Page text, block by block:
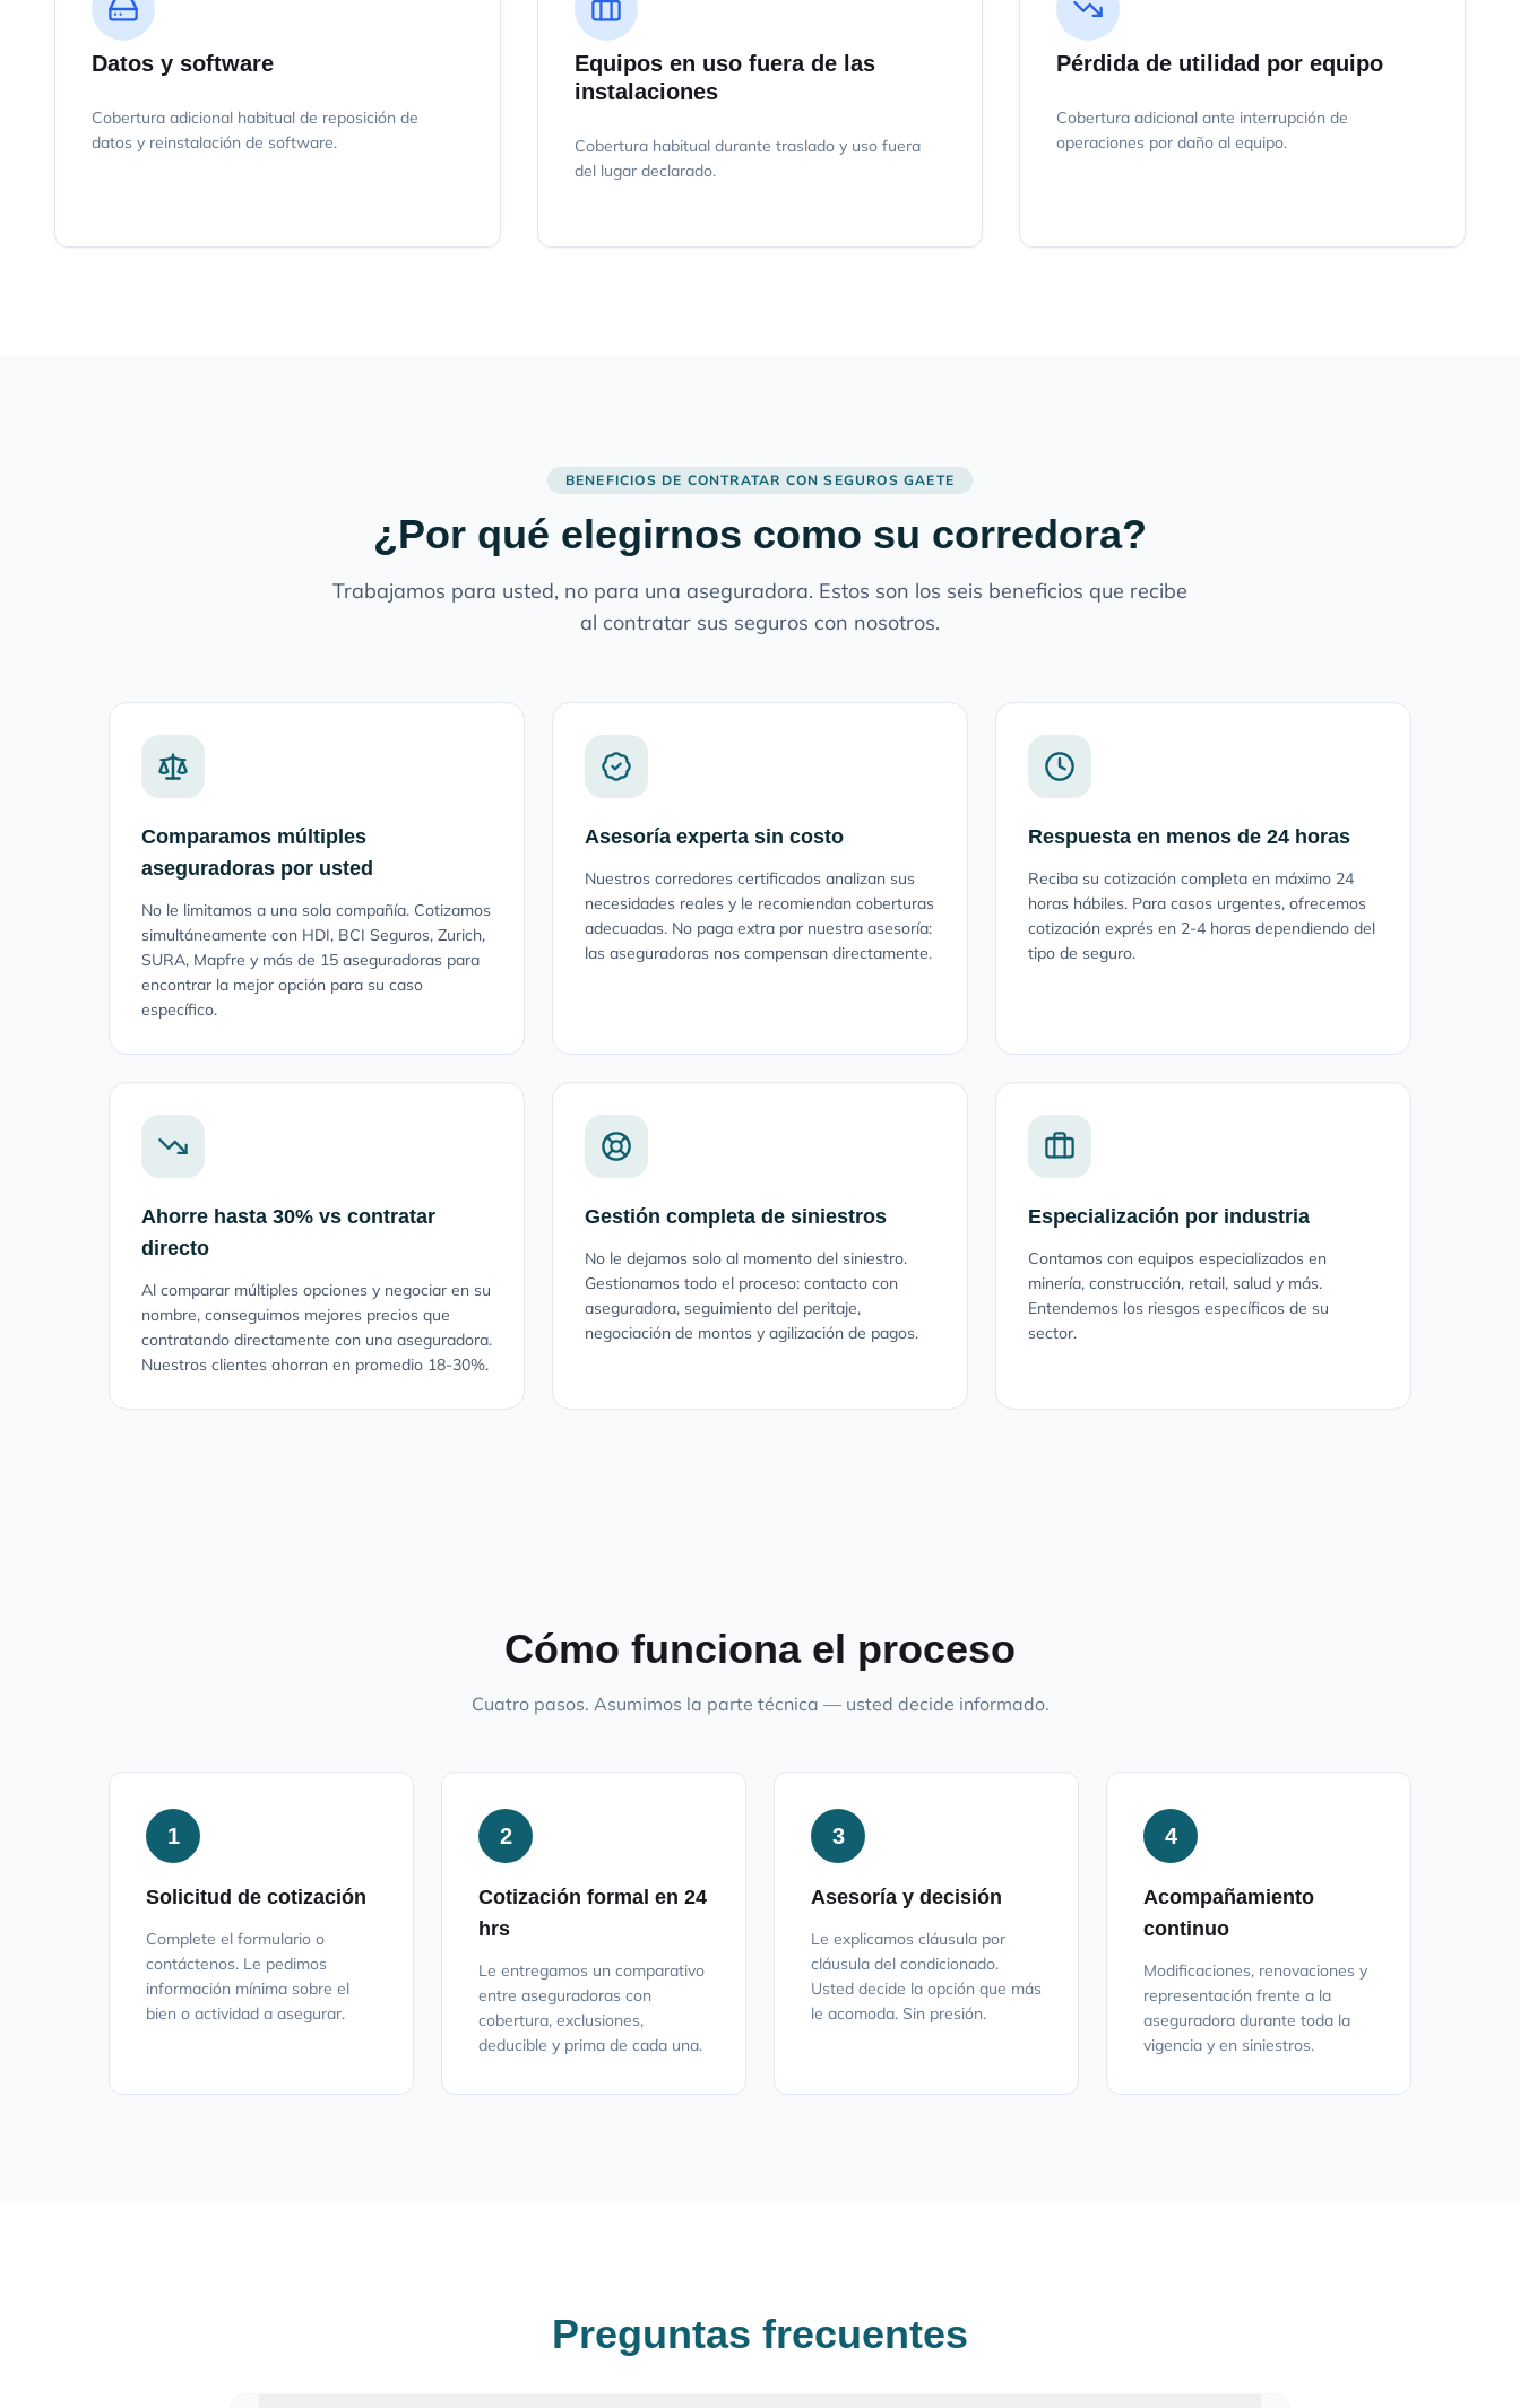
Datos y software
Cobertura adicional habitual de reposición de
datos y reinstalación de software.
Equipos en uso fuera de las
instalaciones
Cobertura habitual durante traslado y uso fuera
del lugar declarado.
Pérdida de utilidad por equipo
Cobertura adicional ante interrupción de
operaciones por daño al equipo.
BENEFICIOS DE CONTRATAR CON SEGUROS GAETE
¿Por qué elegirnos como su corredora?
Trabajamos para usted, no para una aseguradora. Estos son los seis beneficios que recibe
al contratar sus seguros con nosotros.
Comparamos múltiples
aseguradoras por usted
No le limitamos a una sola compañía. Cotizamos
simultáneamente con HDI, BCI Seguros, Zurich,
SURA, Mapfre y más de 15 aseguradoras para
encontrar la mejor opción para su caso
específico.
Asesoría experta sin costo
Nuestros corredores certificados analizan sus
necesidades reales y le recomiendan coberturas
adecuadas. No paga extra por nuestra asesoría:
las aseguradoras nos compensan directamente.
Respuesta en menos de 24 horas
Reciba su cotización completa en máximo 24
horas hábiles. Para casos urgentes, ofrecemos
cotización exprés en 2-4 horas dependiendo del
tipo de seguro.
Ahorre hasta 30% vs contratar
directo
Al comparar múltiples opciones y negociar en su
nombre, conseguimos mejores precios que
contratando directamente con una aseguradora.
Nuestros clientes ahorran en promedio 18-30%.
Gestión completa de siniestros
No le dejamos solo al momento del siniestro.
Gestionamos todo el proceso: contacto con
aseguradora, seguimiento del peritaje,
negociación de montos y agilización de pagos.
Especialización por industria
Contamos con equipos especializados en
minería, construcción, retail, salud y más.
Entendemos los riesgos específicos de su
sector.
Cómo funciona el proceso
Cuatro pasos. Asumimos la parte técnica — usted decide informado.
1
Solicitud de cotización
Complete el formulario o
contáctenos. Le pedimos
información mínima sobre el
bien o actividad a asegurar.
2
Cotización formal en 24
hrs
Le entregamos un comparativo
entre aseguradoras con
cobertura, exclusiones,
deducible y prima de cada una.
3
Asesoría y decisión
Le explicamos cláusula por
cláusula del condicionado.
Usted decide la opción que más
le acomoda. Sin presión.
4
Acompañamiento
continuo
Modificaciones, renovaciones y
representación frente a la
aseguradora durante toda la
vigencia y en siniestros.
Preguntas frecuentes